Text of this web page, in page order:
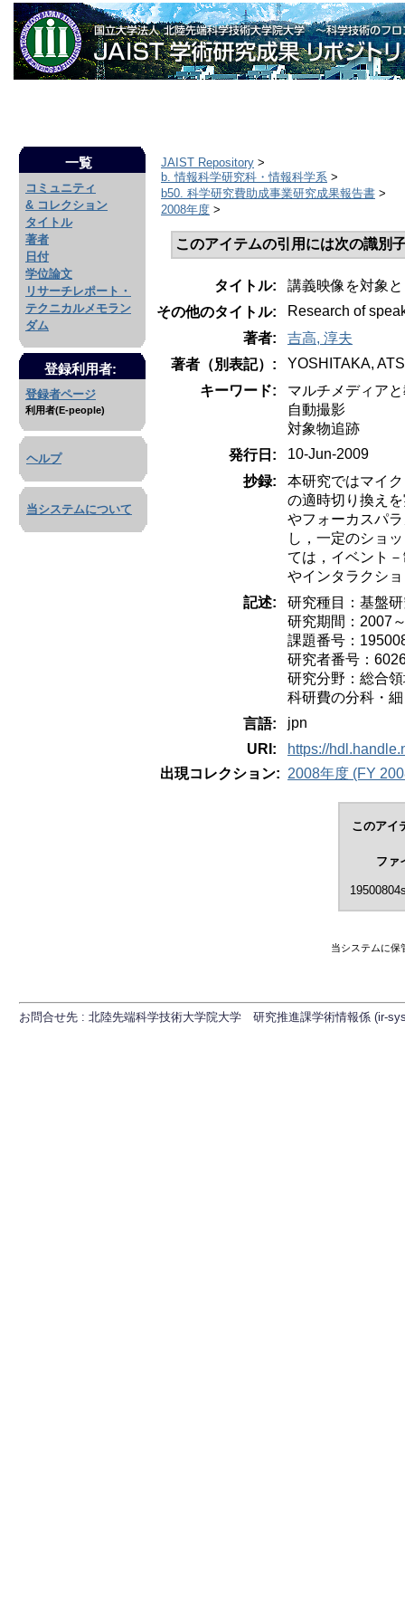
一覧
コミュニティ
& コレクション
タイトル
著者
日付
学位論文
リサーチレポート・
テクニカルメモラン
ダム
登録利用者:
登録者ページ
利用者(E-people)
ヘルプ
当システムについて
JAIST Repository >
b. 情報科学研究科・情報科学系 >
b50. 科学研究費助成事業研究成果報告書 >
2008年度 >
このアイテムの引用には次の識別
タイトル:
講義映像を対象
その他のタイトル:
Research of
著者:
吉高, 淳夫
著者（別表記）:
YOSHITAKA,
キーワード:
マルチメディア
自動撮影
対象物追跡
発行日:
10-Jun-2009
抄録:
本研究ではマイ
の適時切り換え
やフォーカスパ
し，一定のショ
ては，イベント
やインタラクシ
記述:
研究種目：基盤
研究期間：2007
課題番号：
研究者番号：
研究分野：総合
科研費の分科・
言語:
jpn
URI:
https://
出現コレクション: 2008年度 (FY
このアイ
ファ
当システムに保
お問合せ先 : 北陸先端科学技術大学院大学 研究推進課学術情報係 (ir-